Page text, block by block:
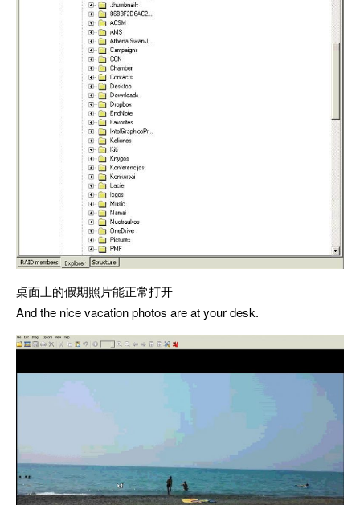
桌面上的假期照片能正常打开
And the nice vacation photos are at your desk.